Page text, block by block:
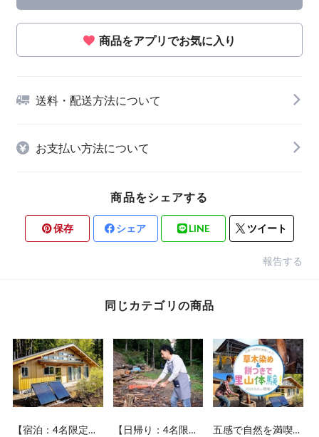
商品をアプリでお気に入り
送料・配送方法について
お支払い方法について
商品をシェアする
保存 シェア LINE ツイート
報告する
同じカテゴリの商品
【宿泊：4名限定】
【日帰り：4名限
五感で自然を満喫し